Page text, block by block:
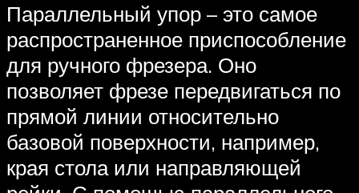
Параллельный упор – это самое
распространенное приспособление
для ручного фрезера. Оно
позволяет фрезе передвигаться по
прямой линии относительно
базовой поверхности, например,
края стола или направляющей